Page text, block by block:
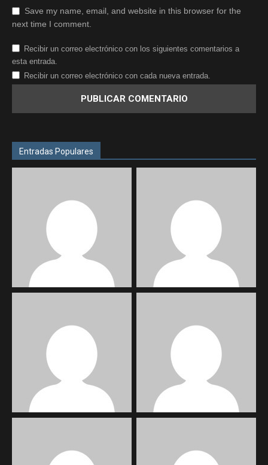
Save my name, email, and website in this browser for the
next time I comment.
Recibir un correo electrónico con los siguientes comentarios a
esta entrada.
Recibir un correo electrónico con cada nueva entrada.
Entradas Populares